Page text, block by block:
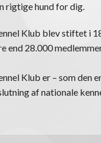
rigtige hund for dig.
Klub blev stiftet i
end 28.000
Klub er – som den
af nationale